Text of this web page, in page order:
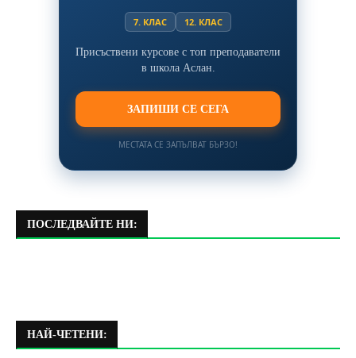
7. КЛАС 12. КЛАС
Присъствени курсове с топ преподаватели
в школа Аслан.
ЗАПИШИ СЕ СЕГА
МЕСТАТА СЕ ЗАПЪЛВАТ БЪРЗО!
ПОСЛЕДВАЙТЕ НИ:
НАЙ-ЧЕТЕНИ: